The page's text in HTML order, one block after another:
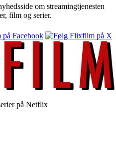
om streamingtjenesten
film og serier.
på Netflix